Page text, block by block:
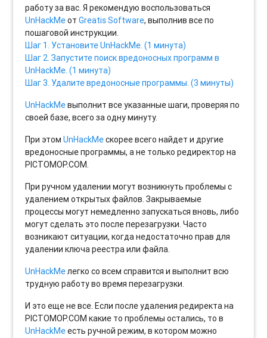
работу за вас. Я рекомендую воспользоваться
UnHackMeотGreatis Software, выполнив все по
пошаговой инструкции.
Шаг 1. Установите UnHackMe. (1 минута)
Шаг 2. Запустите поиск вредоносных программ в
UnHackMe. (1 минута)
Шаг 3. Удалите вредоносные программы. (3 минуты)
UnHackMeвыполнит все указанные шаги, проверяя по
своей базе, всего за одну минуту.
При этомUnHackMeскорее всего найдет и другие
вредоносные программы, а не только редиректор на
PICTOMOP.COM.
При ручном удалении могут возникнуть проблемы с
удалением открытых файлов. Закрываемые
процессы могут немедленно запускаться вновь, либо
могут сделать это после перезагрузки. Часто
возникают ситуации, когда недостаточно прав для
удалении ключа реестра или файла.
UnHackMeлегко со всем справится и выполнит всю
трудную работу во время перезагрузки.
И это еще не все. Если после удаления редиректа на
PICTOMOP.COM какие то проблемы остались, то в
UnHackMeесть ручной режим, в котором можно